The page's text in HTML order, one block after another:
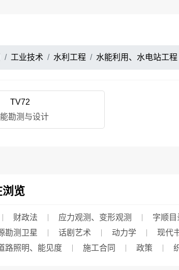
工业技术 水利工程 水能利用、水电站工程
TV72
勘测与设计
浏览
财政法 应力观测、变形观测 字顺目
勘测卫星 话剧艺术 动力学 现代
路照明、能见度 施工合同 政策